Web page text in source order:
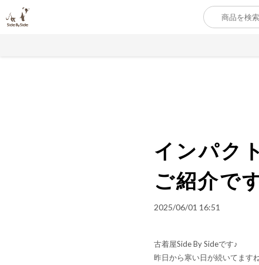
インパク
ご紹介で
2025/06/01 16:51
古着屋Side By Sideです♪
昨日から寒い日が続いてます